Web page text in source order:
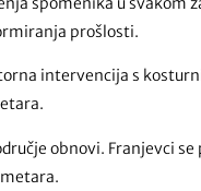
prošlosti.
intervencija s
obnovi. Franjevci